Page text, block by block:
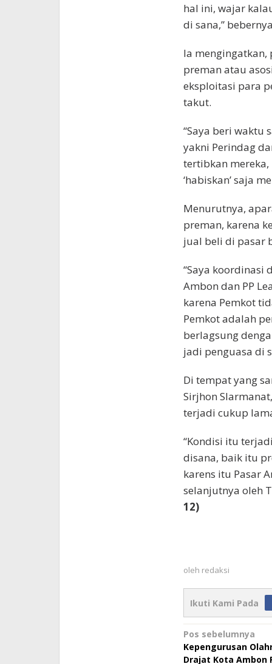
hal ini, wajar
di sana,”
Ia
preman atau
eksploitasi para
takut.
“Saya beri waktu
yakni Perindag
tertibkan
‘habiskan’ saja
Menurutnya,
preman, karena
jual beli di pasar
“Saya koordinasi
Ambon dan PP
karena Pemkot
Pemkot adalah
berlagsung
jadi penguasa di
Di tempat yang
Sirjhon
terjadi cukup
“Kondisi itu
disana, baik itu
karens itu Pasar
selanjutnya oleh
12)
oleh redaksi
Ikuti Kami Pada
Navigasi
pos
Pos sebelumnya
Kepengurusan
Drajat Kota Ambon